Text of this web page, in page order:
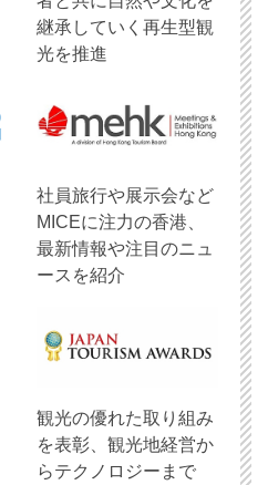
継承していく再生型観
光を推進
社員旅行や展示会など
MICEに注力の香港、
最新情報や注目のニュ
ースを紹介
観光の優れた取り組み
を表彰、観光地経営か
らテクノロジーまで